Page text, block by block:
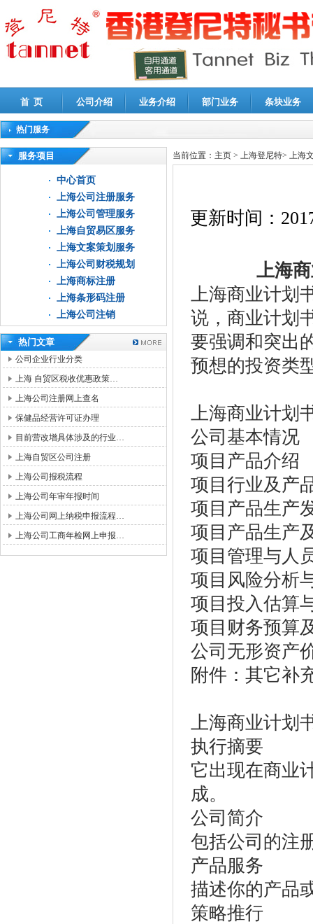
首 页 公司介绍 业务介绍 部门业务 条块业务
热门服务
高新技术企业认定审计|企业所得税汇算清缴申报鉴证
服务项目
中心首页
上海公司注册服务
上海公司管理服务
上海自贸易区服务
上海文案策划服务
上海公司财税规划
上海商标注册
上海条形码注册
上海公司注销
热门文章
公司企业行业分类
上海 自贸区税收优惠政策…
上海公司注册网上查名
保健品经营许可证办理
目前营改增具体涉及的行业…
上海自贸区公司注册
上海公司报税流程
上海公司年审年报时间
上海公司网上纳税申报流程…
上海公司工商年检网上申报…
当前位置： 主页 > 上海登尼特> 上海
更新时间：
上海
上海商业计划
说，商业计划
要强调和突出
预想的投资类
上海商业计划
公司基本情况
项目产品介绍
项目行业及产
项目产品生产
项目产品生产
项目管理与人
项目风险分析
项目投入估算
项目财务预算
公司无形资产
附件：其它补
上海商业计划
执行摘要
它出现在商业
成。
公司简介
包括公司的注
产品服务
描述你的产品
策略推行